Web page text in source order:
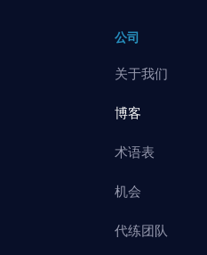
公司
关于我们
博客
术语表
机会
代练团队